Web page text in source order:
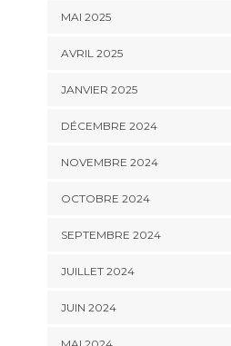
MAI 2025
AVRIL 2025
JANVIER 2025
DÉCEMBRE 2024
NOVEMBRE 2024
OCTOBRE 2024
SEPTEMBRE 2024
JUILLET 2024
JUIN 2024